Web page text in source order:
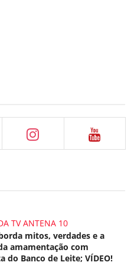
TV ANTENA 10
mitos, verdades e a
amamentação com
do Banco de Leite; VÍDEO!